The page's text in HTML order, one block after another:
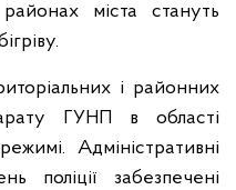
районах міста стануть
і районних
ГУНП в області
Адміністративні
поліції забезпечені